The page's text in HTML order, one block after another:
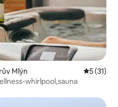
Mlýn
5 (31)
whirlpool,sauna